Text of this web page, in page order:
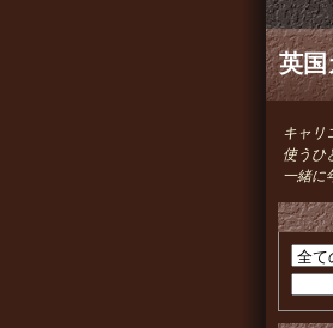
英
キャリ
使うひ
一緒に